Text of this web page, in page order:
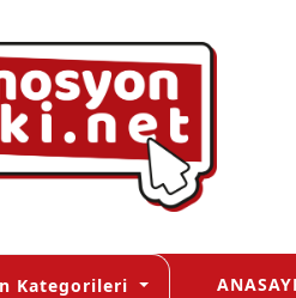
Kategorileri